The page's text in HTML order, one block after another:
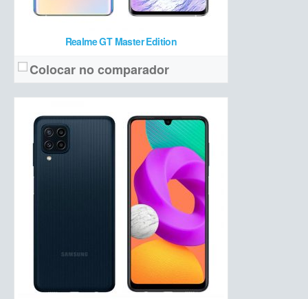
Realme GT Master Edition
Colocar no comparador
Tela:IPS LCD 6,5 polegadas HD+ 90Hz
Câmera: Tripla (48 MP + 2 MP macro + 2 MP sensor de profundidade)
Hardware:
Unisoc T700 + 4 GB de RAM + 64 GB de armazenamento
Bateria:
Preço de lançamento:R$ 1.499